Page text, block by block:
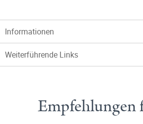
Informationen
Weiterführende Links
Empfehlungen